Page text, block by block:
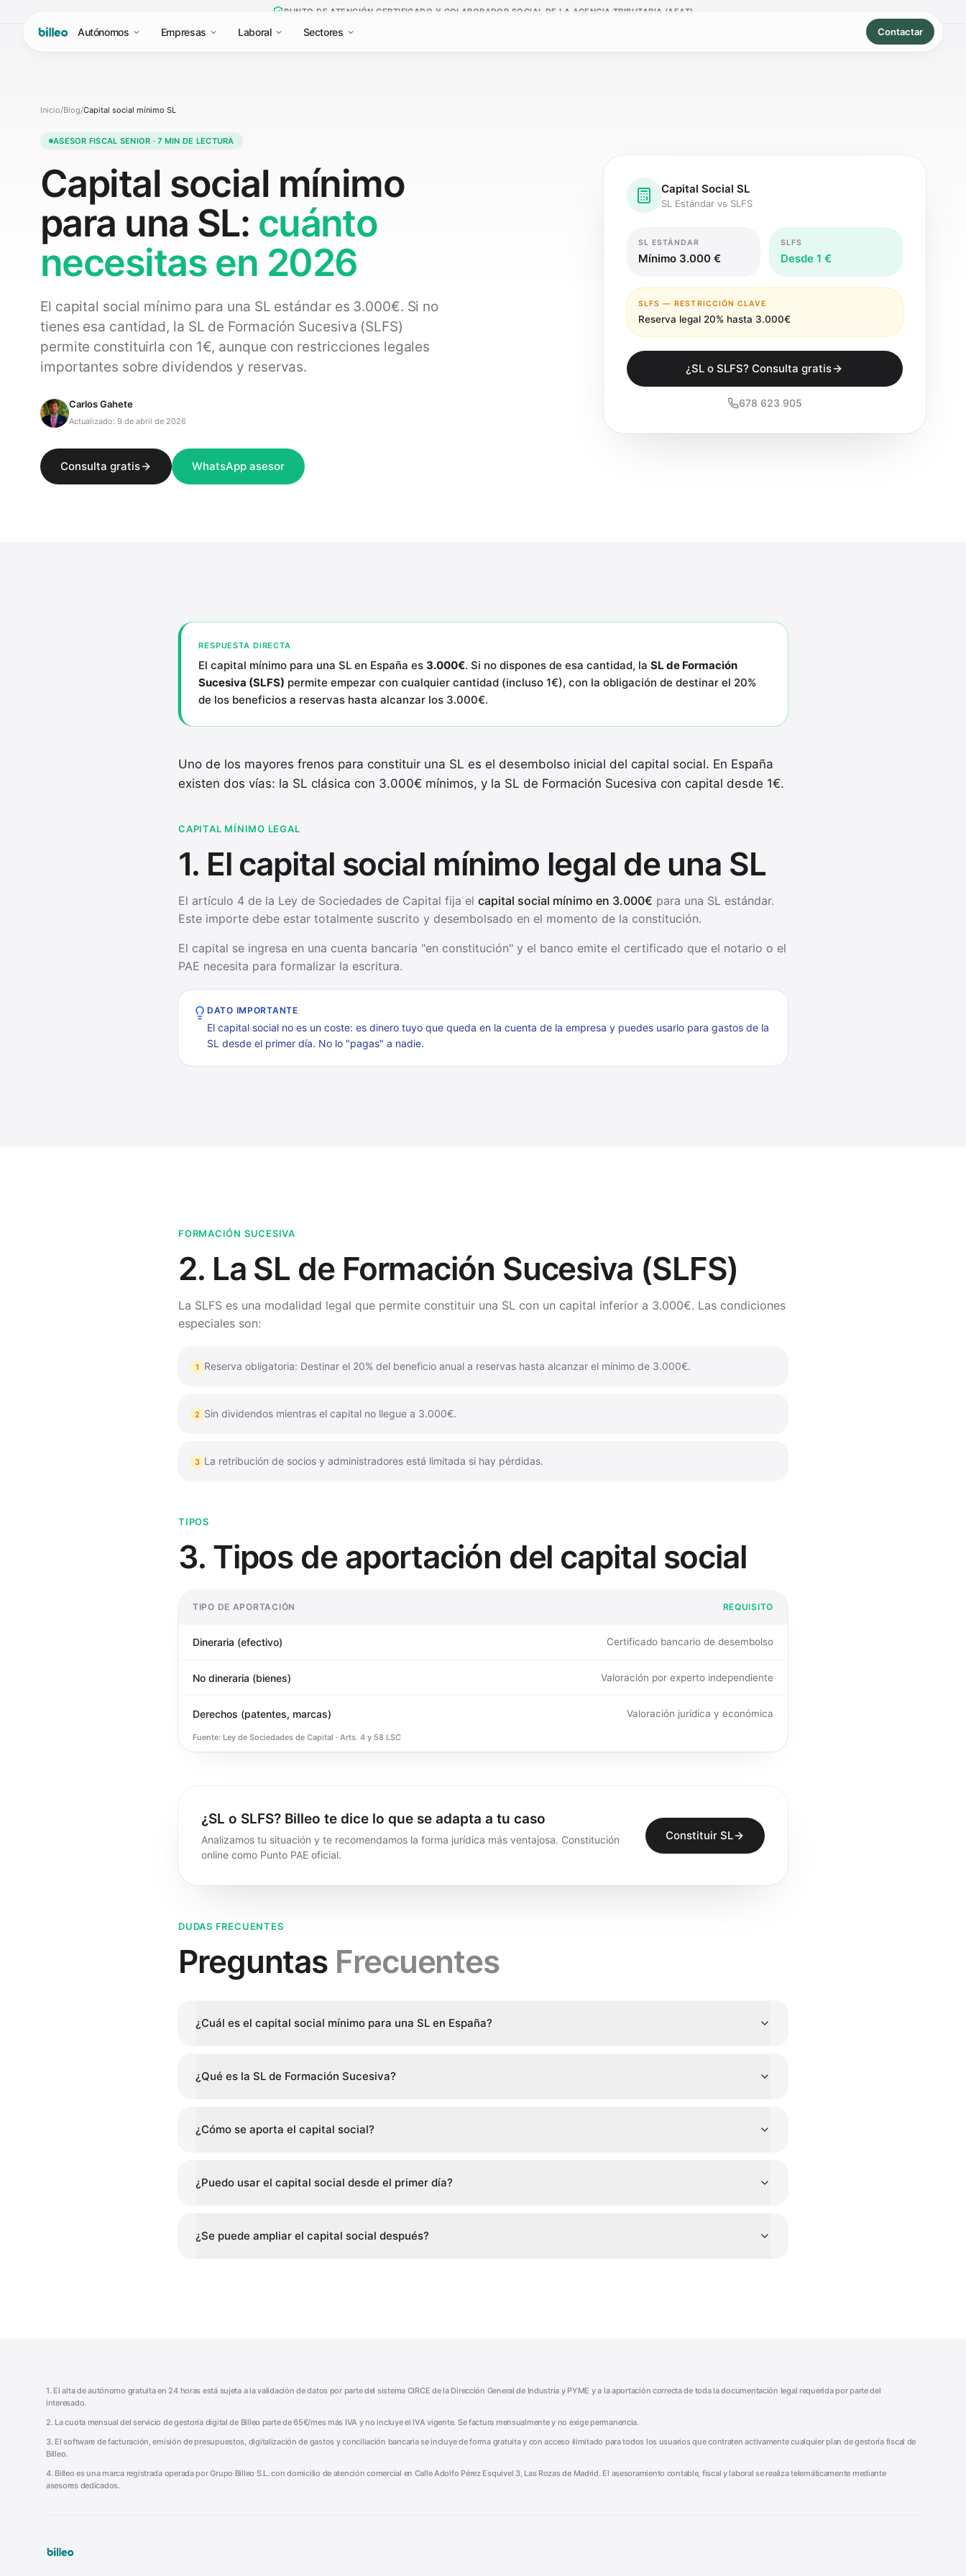
Autónomos Empresas Laboral Sectores Contactar
PUNTO DE ATENCIÓN CERTIFICADO Y COLABORADOR SOCIAL DE LA AGENCIA TRIBUTARIA (AEAT)
Inicio/Blog/Capital social mínimo SL
ASESOR FISCAL SENIOR · 7 MIN DE LECTURA
Capital social mínimo
para una SL: cuánto
necesitas en 2026
El capital social mínimo para una SL estándar es 3.000€. Si no
tienes esa cantidad, la SL de Formación Sucesiva (SLFS)
permite constituirla con 1€, aunque con restricciones legales
importantes sobre dividendos y reservas.
Carlos Gahete
Actualizado: 9 de abril de 2026
Consulta gratis WhatsApp asesor
Capital Social SL
SL Estándar vs SLFS
SL ESTÁNDAR
Mínimo 3.000 €
SLFS
Desde 1 €
SLFS — RESTRICCIÓN CLAVE
Reserva legal 20% hasta 3.000€
¿SL o SLFS? Consulta gratis
678 623 905
RESPUESTA DIRECTA
El capital mínimo para una SL en España es 3.000€. Si no dispones de esa cantidad, la SL de Formación
Sucesiva (SLFS) permite empezar con cualquier cantidad (incluso 1€), con la obligación de destinar el 20%
de los beneficios a reservas hasta alcanzar los 3.000€.
Uno de los mayores frenos para constituir una SL es el desembolso inicial del capital social. En España
existen dos vías: la SL clásica con 3.000€ mínimos, y la SL de Formación Sucesiva con capital desde 1€.
CAPITAL MÍNIMO LEGAL
1. El capital social mínimo legal de una SL
El artículo 4 de la Ley de Sociedades de Capital fija el capital social mínimo en 3.000€ para una SL estándar.
Este importe debe estar totalmente suscrito y desembolsado en el momento de la constitución.
El capital se ingresa en una cuenta bancaria "en constitución" y el banco emite el certificado que el notario o el
PAE necesita para formalizar la escritura.
DATO IMPORTANTE
El capital social no es un coste: es dinero tuyo que queda en la cuenta de la empresa y puedes usarlo para gastos de la
SL desde el primer día. No lo "pagas" a nadie.
FORMACIÓN SUCESIVA
2. La SL de Formación Sucesiva (SLFS)
La SLFS es una modalidad legal que permite constituir una SL con un capital inferior a 3.000€. Las condiciones
especiales son:
1 Reserva obligatoria: Destinar el 20% del beneficio anual a reservas hasta alcanzar el mínimo de 3.000€.
2 Sin dividendos mientras el capital no llegue a 3.000€.
3 La retribución de socios y administradores está limitada si hay pérdidas.
TIPOS
3. Tipos de aportación del capital social
TIPO DE APORTACIÓN REQUISITO
Dineraria (efectivo) Certificado bancario de desembolso
No dineraria (bienes) Valoración por experto independiente
Derechos (patentes, marcas) Valoración jurídica y económica
Fuente: Ley de Sociedades de Capital · Arts. 4 y 58 LSC
¿SL o SLFS? Billeo te dice lo que se adapta a tu caso
Analizamos tu situación y te recomendamos la forma jurídica más ventajosa. Constitución
online como Punto PAE oficial.
Constituir SL
DUDAS FRECUENTES
Preguntas Frecuentes
¿Cuál es el capital social mínimo para una SL en España?
¿Qué es la SL de Formación Sucesiva?
¿Cómo se aporta el capital social?
¿Puedo usar el capital social desde el primer día?
¿Se puede ampliar el capital social después?
1. El alta de autónomo gratuita en 24 horas está sujeta a la validación de datos por parte del sistema CIRCE de la Dirección General de Industria y PYME y a la aportación correcta de toda la documentación legal requerida por parte del
interesado.
2. La cuota mensual del servicio de gestoría digital de Billeo parte de 65€/mes más IVA y no incluye el IVA vigente. Se factura mensualmente y no exige permanencia.
3. El software de facturación, emisión de presupuestos, digitalización de gastos y conciliación bancaria se incluye de forma gratuita y con acceso ilimitado para todos los usuarios que contraten activamente cualquier plan de gestoría fiscal de
Billeo.
4. Billeo es una marca registrada operada por Grupo Billeo S.L. con domicilio de atención comercial en Calle Adolfo Pérez Esquivel 3, Las Rozas de Madrid. El asesoramiento contable, fiscal y laboral se realiza telemáticamente mediante
asesores dedicados.